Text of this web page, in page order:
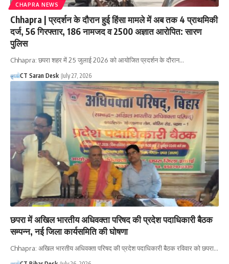
CHAPRA NEWS
Chhapra | प्रदर्शन के दौरान हुई हिंसा मामले में अब तक 4 प्राथमिकी
दर्ज, 56 गिरफ्तार, 186 नामजद व 2500 अज्ञात आरोपित: सारण
पुलिस
Chhapra: छपरा शहर में 25 जुलाई 2026 को आयोजित प्रदर्शन के दौरान…
CT Saran Desk July 27, 2026
छपरा में अखिल भारतीय अधिवक्ता परिषद की प्रदेश पदाधिकारी बैठक
सम्पन्न, नई जिला कार्यसमिति की घोषणा
Chhapra: अखिल भारतीय अधिवक्ता परिषद की प्रदेश पदाधिकारी बैठक रविवार को छपरा…